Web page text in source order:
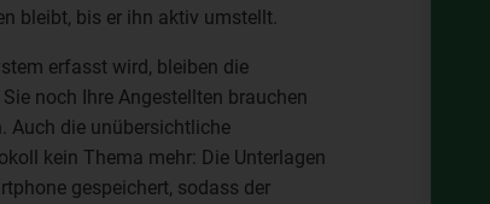
bleibt, bis er ihn aktiv umstellt.
erfasst wird, bleiben die
noch Ihre Angestellten brauchen
Auch die unübersichtliche
kein Thema mehr: Die Unterlagen
gespeichert, sodass der